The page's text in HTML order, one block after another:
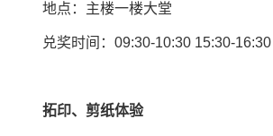
地点：主楼一楼大堂
兑奖时间：09:30-10:30 15:30-16:30
拓印、剪纸体验